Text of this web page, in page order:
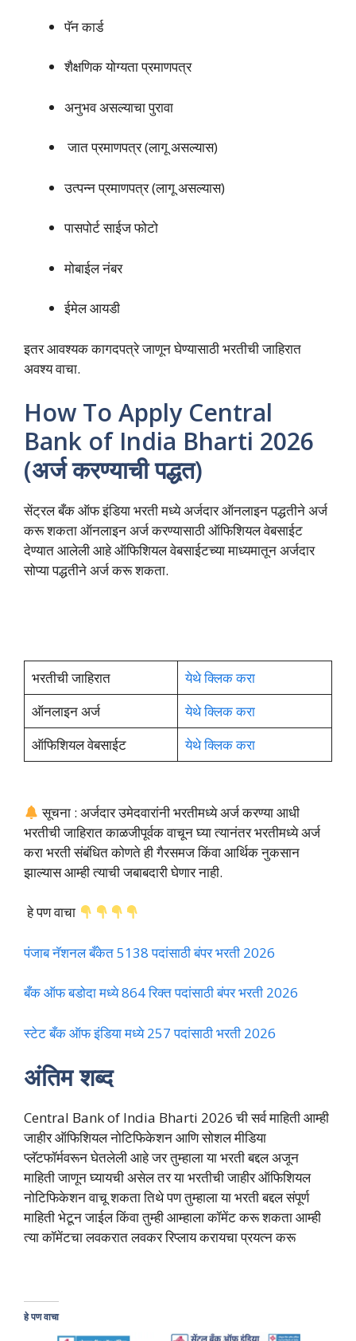
पॅन कार्ड
शैक्षणिक योग्यता प्रमाणपत्र
अनुभव असल्याचा पुरावा
जात प्रमाणपत्र (लागू असल्यास)
उत्पन्न प्रमाणपत्र (लागू असल्यास)
पासपोर्ट साईज फोटो
मोबाईल नंबर
ईमेल आयडी
इतर आवश्यक कागदपत्रे जाणून घेण्यासाठी भरतीची जाहिरात
अवश्य वाचा.
How To Apply Central
Bank of India Bharti 2026
(अर्ज करण्याची पद्धत)
सेंट्रल बँक ऑफ इंडिया भरती मध्ये अर्जदार ऑनलाइन पद्धतीने अर्ज
करू शकता ऑनलाइन अर्ज करण्यासाठी ऑफिशियल वेबसाईट
देण्यात आलेली आहे ऑफिशियल वेबसाईटच्या माध्यमातून अर्जदार
सोप्या पद्धतीने अर्ज करू शकता.
भरतीची जाहिरात
येथे क्लिक करा
ऑनलाइन अर्ज
येथे क्लिक करा
ऑफिशियल वेबसाईट
येथे क्लिक करा
सूचना : अर्जदार उमेदवारांनी भरतीमध्ये अर्ज करण्या आधी
भरतीची जाहिरात काळजीपूर्वक वाचून घ्या त्यानंतर भरतीमध्ये अर्ज
करा भरती संबंधित कोणते ही गैरसमज किंवा आर्थिक नुकसान
झाल्यास आम्ही त्याची जबाबदारी घेणार नाही.
हे पण वाचा
पंजाब नॅशनल बँकेत 5138 पदांसाठी बंपर भरती 2026
बँक ऑफ बडोदा मध्ये 864 रिक्त पदांसाठी बंपर भरती 2026
स्टेट बँक ऑफ इंडिया मध्ये 257 पदांसाठी भरती 2026
अंतिम शब्द
Central Bank of India Bharti 2026 ची सर्व माहिती आम्ही
जाहीर ऑफिशियल नोटिफिकेशन आणि सोशल मीडिया
प्लॅटफॉर्मवरून घेतलेली आहे जर तुम्हाला या भरती बद्दल अजून
माहिती जाणून घ्यायची असेल तर या भरतीची जाहीर ऑफिशियल
नोटिफिकेशन वाचू शकता तिथे पण तुम्हाला या भरती बद्दल संपूर्ण
माहिती भेटून जाईल किंवा तुम्ही आम्हाला कॉमेंट करू शकता आम्ही
त्या कॉमेंटचा लवकरात लवकर रिप्लाय करायचा प्रयत्न करू
हे पण वाचा